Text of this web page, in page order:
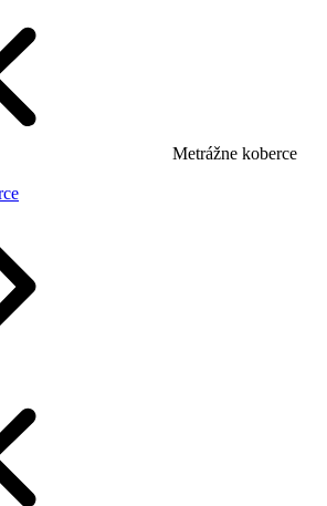
Metrážne koberce